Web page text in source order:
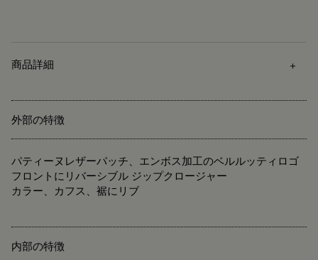
商品詳細
外部の特徴
パティーヌレザーパッチ、エンボス加工のベルルッティロゴ
フロントにリバーシブル ジップクロージャー
カラー、カフス、裾にリブ
内部の特徴